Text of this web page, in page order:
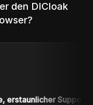
den DICloak
Support